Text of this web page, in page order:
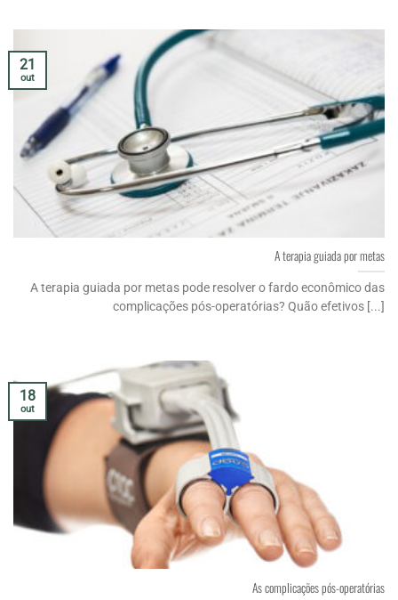
A terapia guiada por metas
A terapia guiada por metas pode resolver o fardo econômico das
complicações pós-operatórias? Quão efetivos [...]
21
out
As complicações pós-operatórias
18
out